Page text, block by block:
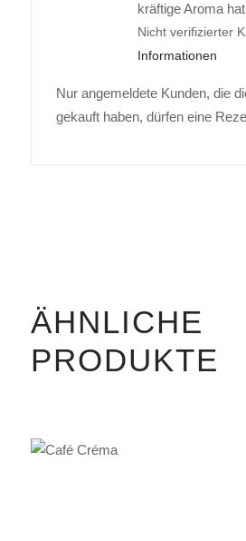
kräftige Aroma
Nicht verifizierter
Informationen
Nur angemeldete Kunden, die
gekauft haben, dürfen eine
ÄHNLICHE
PRODUKTE